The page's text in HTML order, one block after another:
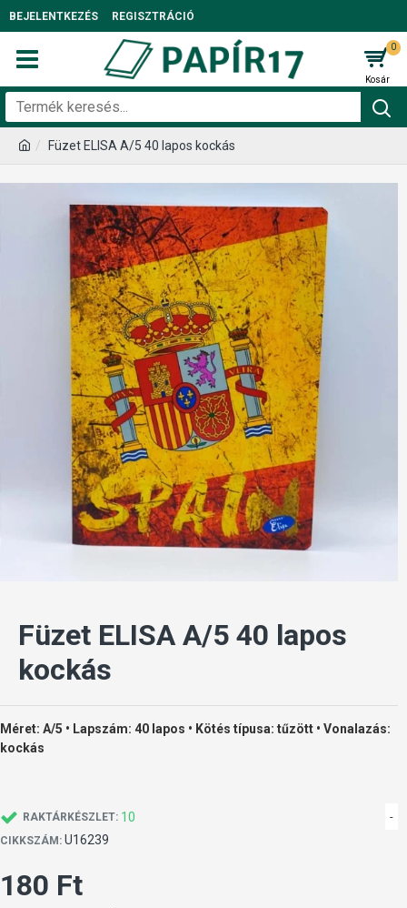
BEJELENTKEZÉS REGISZTRÁCIÓ
0
Füzet ELISA A/5 40 lapos kockás
Füzet ELISA A/5 40 lapos
kockás
Méret: A/5 • Lapszám: 40 lapos • Kötés típusa: tűzött • Vonalazás:
kockás
RAKTÁRKÉSZLET: 10
CIKKSZÁM: U16239
-
180 Ft